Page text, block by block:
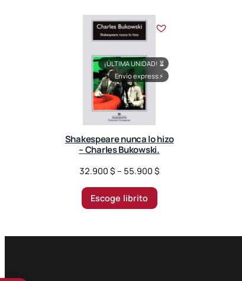
¡ÚLTIMA UNIDAD! ⏳
Envío express⚡
Shakespeare nunca lo hizo
– Charles Bukowski.
32.900 $ – 55.900 $P
r
Escoge librito